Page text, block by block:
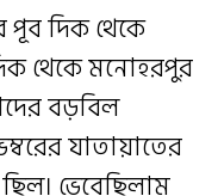
পূব দিক থেকে
থেকে মনোহরপুর
বড়বিল
যাতায়াতের
ভেবেছিলাম